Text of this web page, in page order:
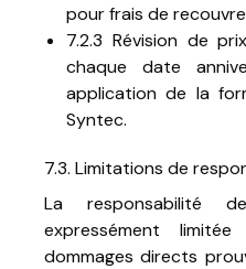
pour frais de
7.2.3 Révision de
chaque date
application de la
Syntec.
7.3. Limitations de
La responsabilité
expressément
dommages directs